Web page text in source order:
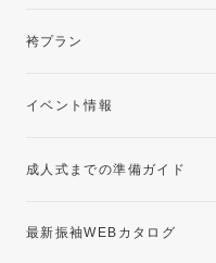
レンタルプラン
袴プラン
卒業袴レンタルプラン
イベント情報
成人式までの準備ガイド
最新振袖WEBカタログ